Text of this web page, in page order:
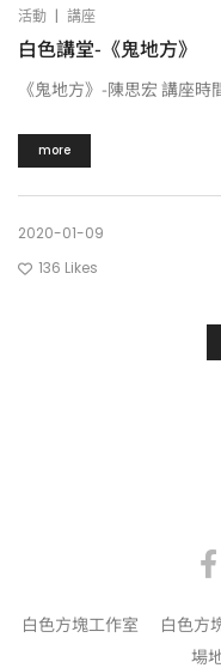
活動 | 講座
白色講堂-《鬼地方》
《鬼地方》-陳思宏 講座時
more
2020-01-09
136 Likes
白色方塊工作室 白色方
場